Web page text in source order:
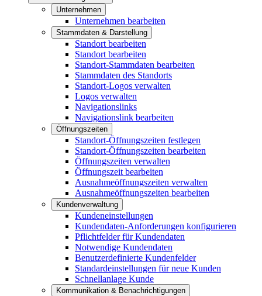
Unternehmen
Unternehmen bearbeiten
Stammdaten & Darstellung
Standort bearbeiten
Standort bearbeiten
Standort-Stammdaten bearbeiten
Stammdaten des Standorts
Standort-Logos verwalten
Logos verwalten
Navigationslinks
Navigationslink bearbeiten
Öffnungszeiten
Standort-Öffnungszeiten festlegen
Standort-Öffnungszeiten bearbeiten
Öffnungszeiten verwalten
Öffnungszeit bearbeiten
Ausnahmeöffnungszeiten verwalten
Ausnahmeöffnungszeiten bearbeiten
Kundenverwaltung
Kundeneinstellungen
Kundendaten-Anforderungen konfigurieren
Pflichtfelder für Kundendaten
Notwendige Kundendaten
Benutzerdefinierte Kundenfelder
Standardeinstellungen für neue Kunden
Schnellanlage Kunde
Kommunikation & Benachrichtigungen